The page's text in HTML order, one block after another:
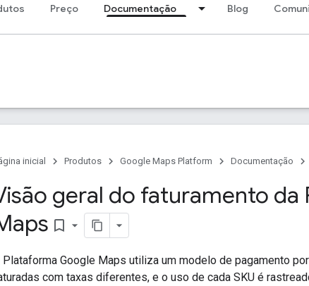
Preço Documentação Blog
inicial
Produtos Google Maps Platform Documentação
geral do faturamento
bookmark_border
Plataforma Google Maps utiliza um modelo de pagamento
com taxas diferentes, e o uso de cada SKU é